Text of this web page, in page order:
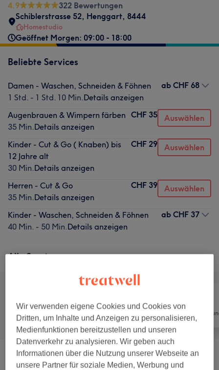
4.9
322 Bewertungen
Schiblerstrasse 52, Henggart, 8444
Homestudio
Geöffnet Morgen: 09:00 - 18:00
Beliebte Services
Damen - Waschen, Schneiden & Föhnen
1 Std. - 1 Std. 10 Min.Details anzeigen
ab CHF 68
Augenbrauen & Wimpern färben
35 Min.Details anzeigen
CHF 35 Auswählen
Kinder - Cut & Go ( Knaben) bis
12 Jahre alt
30 Min.Details anzeigen
CHF 29 Auswählen
Herren - Cut & Go
35 Min.Details anzeigen
CHF 39 Auswählen
Kinder - Waschen, Schneiden & Föhnen
40 Min. - 50 Min.Details anzeigen
ab CHF 37
Alle Services
Coiffeur
Teenager Haarschnitte Und Stylings (5) ab CHF 34
Wir verwenden eigene Cookies und Cookies von
Dritten, um Inhalte und Anzeigen zu personalisieren,
Medienfunktionen bereitzustellen und unseren
Datenverkehr zu analysieren. Wir geben auch
Informationen über die Nutzung unserer Webseite an
unsere Partner für soziale Medien, Werbung und